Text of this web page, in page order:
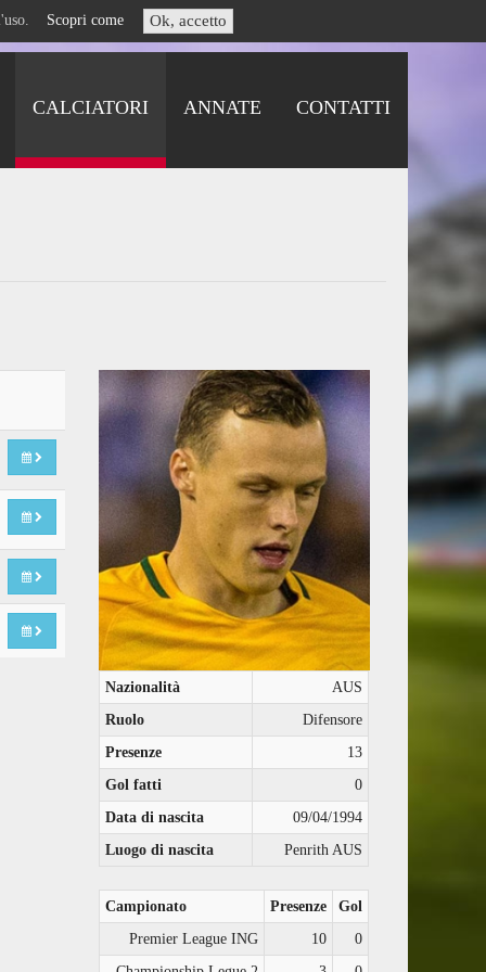
l'uso. Scopri come Ok, accetto
CALCIATORI ANNATE CONTATTI
Nazionalità
AUS
Ruolo
Difensore
Presenze
13
Gol fatti
0
Data di nascita
09/04/1994
Luogo di nascita
Penrith AUS
Campionato Presenze
Gol
Premier League ING
10
0